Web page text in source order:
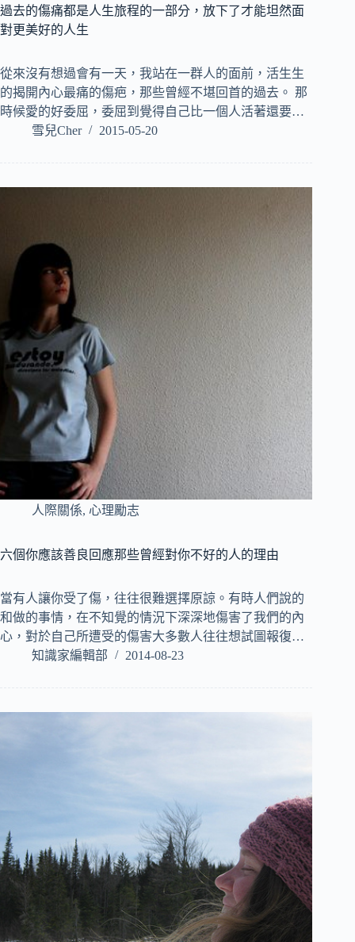
過去的傷痛都是人生旅程的一部分，放下了才能坦然面
對更美好的人生
從來沒有想過會有一天，我站在一群人的面前，活生生
的揭開內心最痛的傷疤，那些曾經不堪回首的過去。 那
時候愛的好委屈，委屈到覺得自己比一個人活著還要…
雪兒Cher
2015-05-20
人際關係, 心理勵志
六個你應該善良回應那些曾經對你不好的人的理由
當有人讓你受了傷，往往很難選擇原諒。有時人們說的
和​​做的事情，在不知覺的情況下深深地傷害了我們的內
心，對於自己所遭受的傷害大多數人往往想試圖報復…
知識家編輯部
2014-08-23